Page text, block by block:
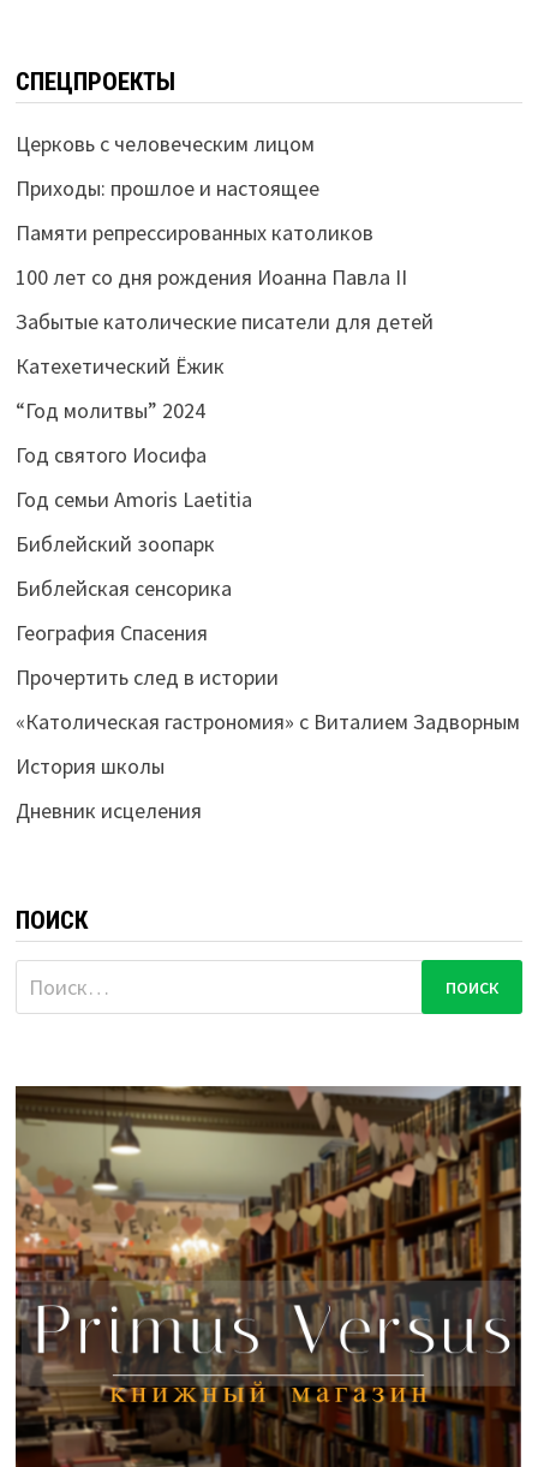
СПЕЦПРОЕКТЫ
Церковь с человеческим лицом
Приходы: прошлое и настоящее
Памяти репрессированных католиков
100 лет со дня рождения Иоанна Павла II
Забытые католические писатели для детей
Катехетический Ёжик
“Год молитвы” 2024
Год святого Иосифа
Год семьи Amoris Laetitia
Библейский зоопарк
Библейская сенсорика
География Спасения
Прочертить след в истории
«Католическая гастрономия» с Виталием Задворным
История школы
Дневник исцеления
ПОИСК
Найти: